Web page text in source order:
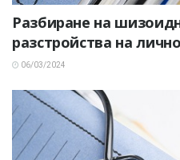
Разбиране на
разстройства на
06/03/2024